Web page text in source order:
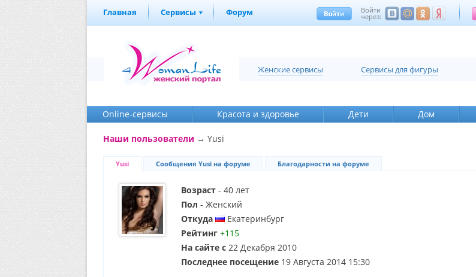
Главная Сервисы Форум Войти
через:
Женские сервисы Cервисы для фигуры
Online-cервисы Красота и здоровье Дети Дом
Наши пользователи → Yusi
Yusi Сообщения Yusi на форуме Благодарности на форуме
Возраст- 40 лет
Пол - Женский
Откуда
Екатеринбург
Рейтинг +115
На сайте с22 Декабря 2010
Последнее посещение19 Августа 2014 15:30